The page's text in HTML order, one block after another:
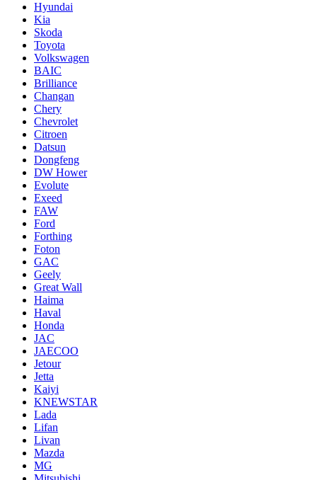
Hyundai
Kia
Skoda
Toyota
Volkswagen
BAIC
Brilliance
Changan
Chery
Chevrolet
Citroen
Datsun
Dongfeng
DW Hower
Evolute
Exeed
FAW
Ford
Forthing
Foton
GAC
Geely
Great Wall
Haima
Haval
Honda
JAC
JAECOO
Jetour
Jetta
Kaiyi
KNEWSTAR
Lada
Lifan
Livan
Mazda
MG